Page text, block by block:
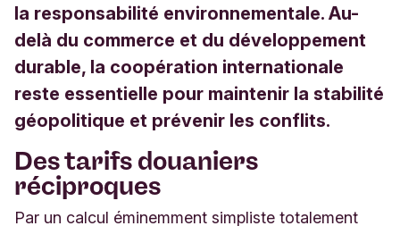
la responsabilité environnementale. Au-
delà du commerce et du développement
durable, la coopération internationale
reste essentielle pour maintenir la stabilité
géopolitique et prévenir les conflits.
Des tarifs douaniers
réciproques
Par un calcul éminemment simpliste totalement